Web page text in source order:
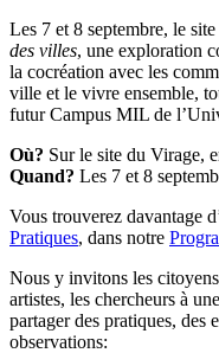
Les 7 et 8 septembre, le
des villes, une exploration
la cocréation avec les
ville et le vivre ensemble,
futur Campus MIL de
Où? Sur le site du Virage,
Quand? Les 7 et 8
Vous trouverez davantage
Pratiques, dans notre
Nous y invitons les
artistes, les chercheurs à
partager des pratiques, des
observations: